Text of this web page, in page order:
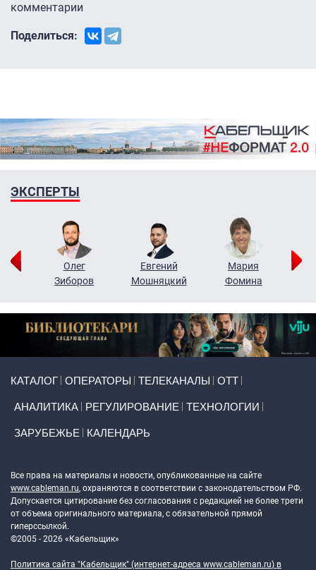
комментарии
Поделиться:
ЭКСПЕРТЫ
Олег
Зиборов
Евгений
Мошняцкий
Мария
Фомина
КАТАЛОГ ОПЕРАТОРЫ ТЕЛЕКАНАЛЫ ОТТ
АНАЛИТИКА РЕГУЛИРОВАНИЕ ТЕХНОЛОГИИ
ЗАРУБЕЖЬЕ КАЛЕНДАРЬ
Все права на материалы и новости, опубликованные на сайте
www.cableman.ru, охраняются в соответствии с законодательством РФ.
Допускается цитирование без согласования с редакцией не более трети
от объема оригинального материала, с обязательной прямой
гиперссылкой.
©2005 - 2026 «Кабельщик»
Политика сайта "Кабельщик" (интернет-адреса www.cableman.ru) в